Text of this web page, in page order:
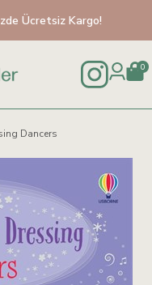
Ücretsiz Kargo!
0
Dancers